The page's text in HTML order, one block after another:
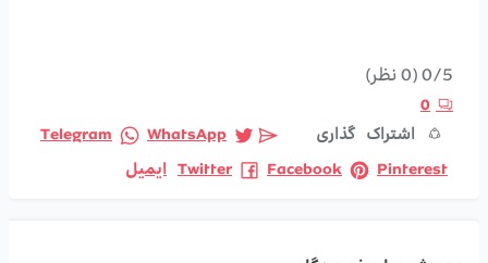
0/5(0 نظر)
0
اشتراک گذاری
Telegram
WhatsApp
Twitter
Facebook Pinterest ایمیل